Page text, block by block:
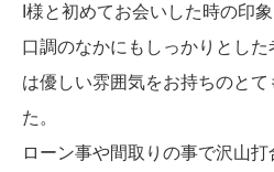
I様と初めてお会いした時の印
口調のなかにもしっかりとし
は優しい雰囲気をお持ちのと
た。
ローン事や間取りの事で沢山